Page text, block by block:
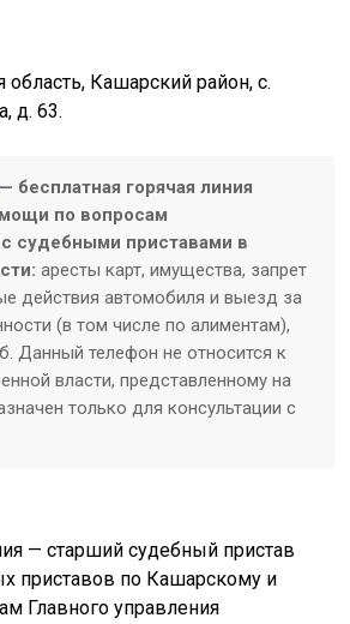
область, Кашарский район, с.
д. 63.
— бесплатная горячая линия
по вопросам
судебными приставами в
аресты карт, имущества, запрет
действия автомобиля и выезд за
(в том числе по алиментам),
Данный телефон не относится к
власти, представленному на
только для консультации с
— старший судебный пристав
приставов по Кашарскому и
Главного управления